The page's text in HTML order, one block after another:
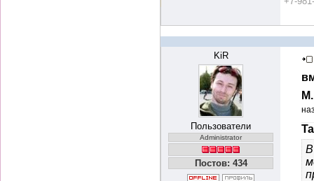
KiR
Пользователи
Administrator
Постов: 434
В